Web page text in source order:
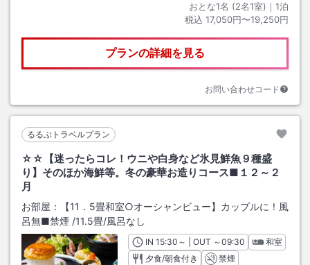
おとな1名 (2名1室)｜ 1泊
税込 17,050円〜19,250円
プランの詳細を見る
お問い合わせコード
るるぶトラベルプラン
☆☆【迷ったらコレ！ウニや白身など氷見鮮魚９種盛
り】そのほか海鮮等。冬の豪華お造りコース■１２～２
月
お部屋：
【11．5畳和室○オーシャンビュー】カップルに！風
呂無■禁煙 /11.5畳/風呂なし
INチェックイン
15:30 ～ | OUT チェックアウト
～09:30
和室
夕食/朝食付き
禁煙